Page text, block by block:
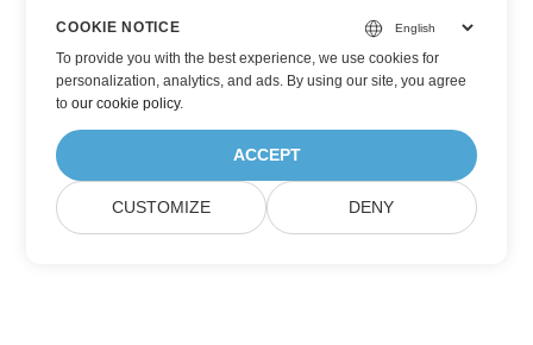
COOKIE NOTICE
To provide you with the best experience, we use cookies for
personalization, analytics, and ads. By using our site, you agree
toour cookie policy.
ACCEPT
CUSTOMIZE DENY